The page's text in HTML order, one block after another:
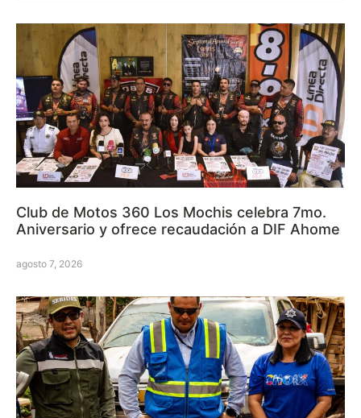
Club de Motos 360 Los Mochis celebra 7mo.
Aniversario y ofrece recaudación a DIF Ahome
agosto 7, 2026